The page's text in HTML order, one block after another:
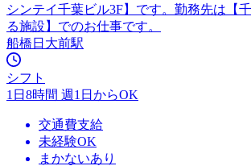
シンテイ千葉ビル3F】です。勤務先は【
る施設】でのお仕事です。
船橋日大前駅
シフト
1日8時間 週1日からOK
交通費支給
未経験OK
まかないあり